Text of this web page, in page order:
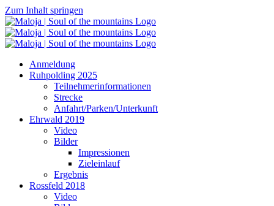
Zum Inhalt springen
Anmeldung
Ruhpolding 2025
Teilnehmerinformationen
Strecke
Anfahrt/Parken/Unterkunft
Ehrwald 2019
Video
Bilder
Impressionen
Zieleinlauf
Ergebnis
Rossfeld 2018
Video